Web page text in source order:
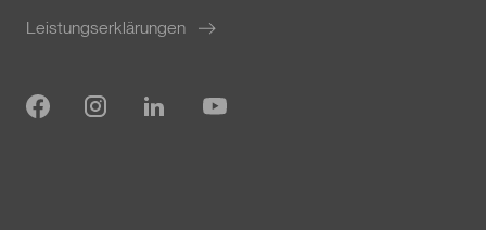
Leistungserklärungen